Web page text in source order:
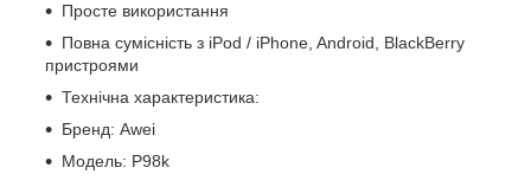
Просте використання
Повна сумісність з iPod / iPhone, Android, BlackBerry
пристроями
Технічна характеристика:
Бренд: Awei
Модель: P98k